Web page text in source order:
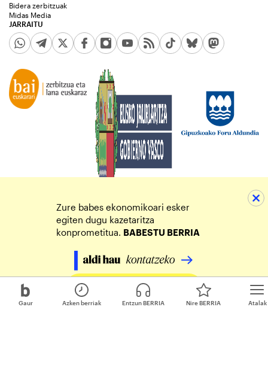
Gaur Atalak
Azken berriak Entzun BERRIA Nire BERRIA
JARRAITU
Bidera zerbitzuak
Midas Media
Zure babes ekonomikoari esker
egiten dugu kazetaritza
konprometitua. BABESTU BERRIA
Egin zure ekarpena